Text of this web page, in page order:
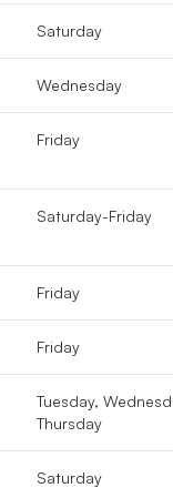
Saturday
Wednesday
Friday
Saturday-Friday
Friday
Friday
Tuesday,
Thursday
Saturday